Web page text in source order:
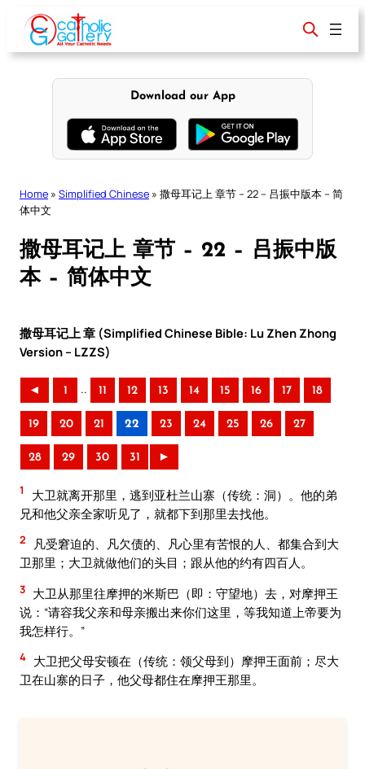
content
Download our App
Home » Simplified Chinese » 撒母耳记上 章节 – 22 – 吕振中版本 – 简
体中文
撒母耳记上 章节 – 22 – 吕振中版
本 – 简体中文
撒母耳记上 章 (Simplified Chinese Bible: Lu Zhen Zhong
Version – LZZS)
◄ 1 .. 11 12 13 14 15 16 17 18
19 20 21 22 23 24 25 26 27
28 29 30 31 ►
1
大卫就离开那里，逃到亚杜兰山寨（传统：洞）。他的弟
兄和他父亲全家听见了，就都下到那里去找他。
2
凡受窘迫的、凡欠债的、凡心里有苦恨的人、都集合到大
卫那里；大卫就做他们的头目；跟从他的约有四百人。
3 大卫从那里往摩押的米斯巴（即：守望地）去，对摩押王
说：“请容我父亲和母亲搬出来你们这里，等我知道上帝要为
我怎样行。”
4 大卫把父母安顿在（传统：领父母到）摩押王面前；尽大
卫在山寨的日子，他父母都住在摩押王那里。